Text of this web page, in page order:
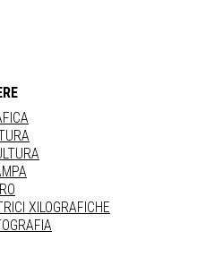
XILOGRAFICHE